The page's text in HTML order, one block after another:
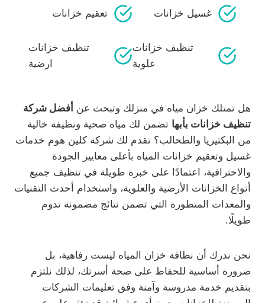
غسيل خزانات تعقيم خزانات
تنظيف خزانات
علوية
تنظيف خزانات
ارضية
هل تمتلك خزان مياه في منزلك وتبحث عن أفضل شركة
تنظيف خزانات بأبها تضمن لك مياه صحية ونظيفة خالية
من البكتيريا والطحالب؟ تقدم لك شركة كلين هوم خدمات
غسيل وتعقيم خزانات المياه بأعلى معايير الجودة
والاحترافية، اعتمادًا على خبرة طويلة في تنظيف جميع
أنواع الخزانات الأرضية والعلوية، واستخدام أحدث التقنيات
والمعدات المتطورة التي تضمن نتائج مضمونة تدوم
طويلًا.
نحن ندرك أن نظافة خزان المياه ليست رفاهية، بل
ضرورة أساسية للحفاظ على صحة أسرتك، لذلك نلتزم
بتقديم خدمة مدروسة وآمنة وفق تعليمات الشركات